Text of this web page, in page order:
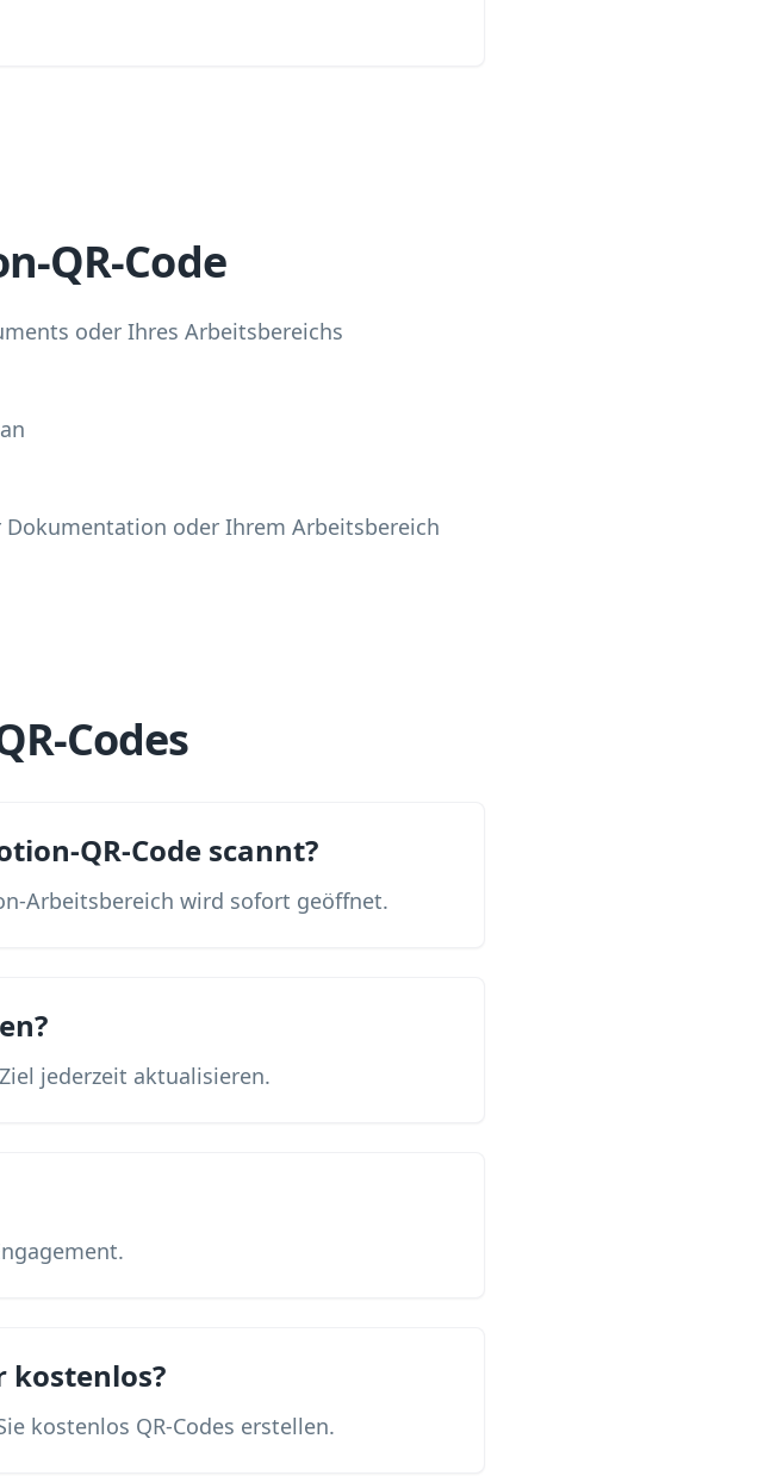
QR-Code
oder Ihres Arbeitsbereichs
Dokumentation oder Ihrem Arbeitsbereich
Codes
QR-Code scannt?
Arbeitsbereich wird sofort geöffnet.
jederzeit aktualisieren.
kostenlos?
kostenlos QR-Codes erstellen.